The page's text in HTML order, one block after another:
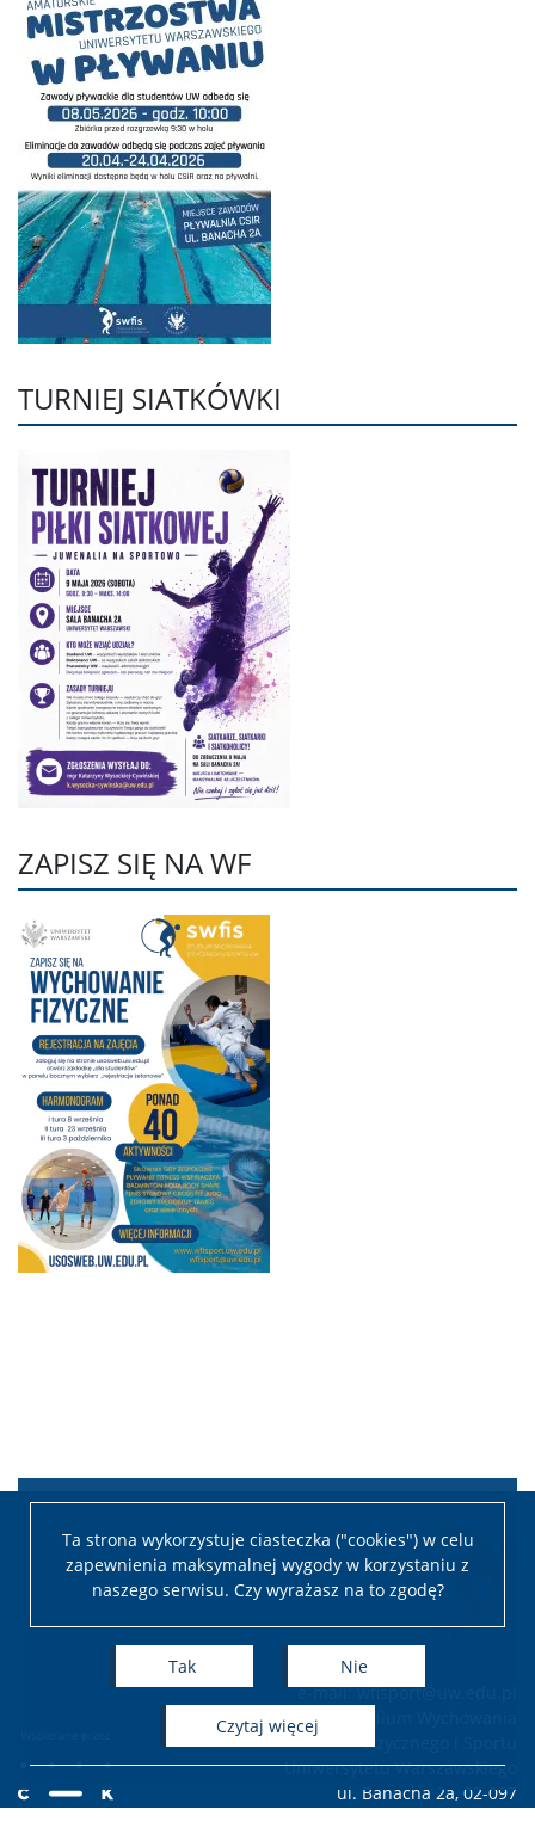
Ta strona wykorzystuje ciasteczka ("cookies") w celu
zapewnienia maksymalnej wygody w korzystaniu z
naszego serwisu. Czy wyrażasz na to zgodę?
Tak Nie
czytaj więcej
TURNIEJ SIATKÓWKI
ZAPISZ SIĘ NA WF
e-mail: wfisport@uw.edu.pl
Fizycznego i Sportu
Uniwersytetu Warszawskiego
ul. Banacha 2a, 02-097